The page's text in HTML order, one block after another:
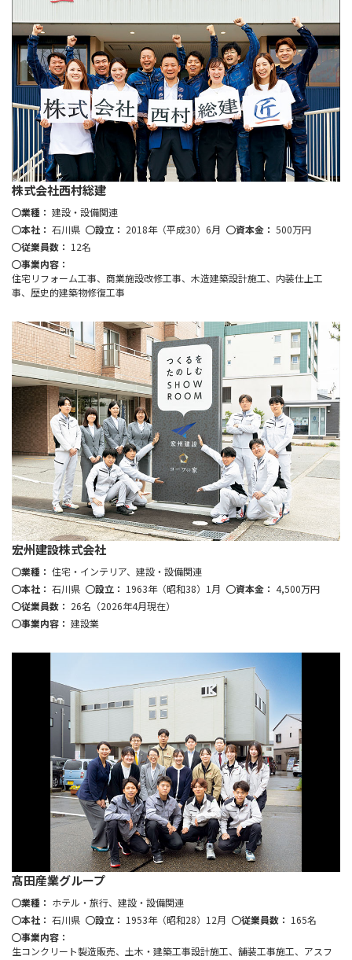
株式会社西村総建
業種： 建設・設備関連
本社： 石川県 設立： 2018年（平成30）6月 資本金： 500万円
従業員数： 12名
事業内容：
住宅リフォーム工事、商業施設改修工事、木造建築設計施工、内装仕上工
事、歴史的建築物修復工事
宏州建設株式会社
業種： 住宅・インテリア、建設・設備関連
本社： 石川県 設立： 1963年（昭和38）1月 資本金： 4,500万円
従業員数： 26名（2026年4月現在）
事業内容： 建設業
髙田産業グループ
業種： ホテル・旅行、建設・設備関連
本社： 石川県 設立： 1953年（昭和28）12月 従業員数： 165名
事業内容：
生コンクリート製造販売、土木・建築工事設計施工、舗装工事施工、アスフ